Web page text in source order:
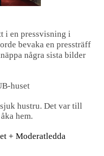
i en pressvisning i
bevaka en pressträff
några sista bilder
huset
hustru. Det var till
hem.
+ Moderatledda